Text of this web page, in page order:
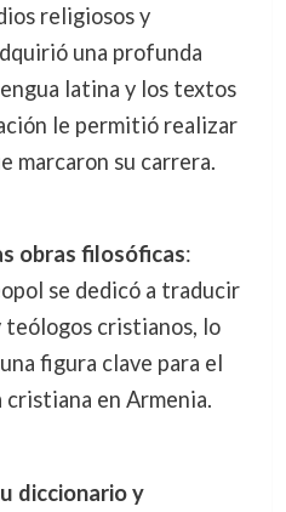
religiosos y
una profunda
latina y los textos
le permitió realizar
marcaron su carrera.
obras filosóficas:
se dedicó a traducir
teólogos cristianos, lo
figura clave para el
en Armenia.
diccionario y